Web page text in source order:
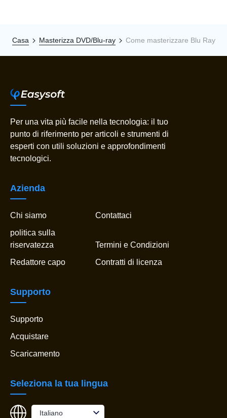
Casa Masterizza DVD/Blu-ray Come masterizzare Blu Ray
Per una vita più facile nella tecnologia: il tuo
punto di riferimento per articoli e strumenti di
esperti con utili soluzioni e approfondimenti
tecnologici.
Azienda
Chi siamo
Contattaci
politica sulla
riservatezza
Termini e Condizioni
Redattore capo
Contratti di licenza
Supporto
Supporto
Acquistare
Scaricamento
Seleziona la tua lingua
Italiano